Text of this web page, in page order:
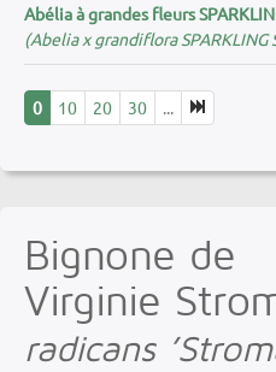
Abélia à grandes fleurs
(Abelia x grandiflora SPARKLING
0 10 20 30 ...
Bignone de
Virginie
radicans